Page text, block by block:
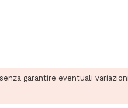
garantire eventuali